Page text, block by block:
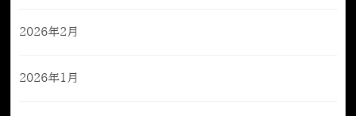
2026年2月
2026年1月